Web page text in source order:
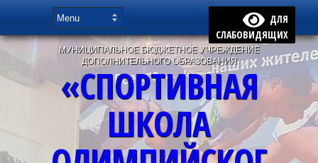
ДЛЯ
СЛАБОВИДЯЩИХ
МУНИЦИПАЛЬНОЕ БЮДЖЕТНОЕ УЧРЕЖДЕНИЕ
ДОПОЛНИТЕЛЬНОГО ОБРАЗОВАНИЯ
«СПОРТИВНАЯ
ШКОЛА